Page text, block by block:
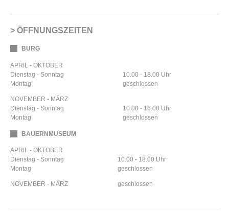
ÖFFNUNGSZEITEN
BURG
APRIL - OKTOBER
Dienstag - Sonntag
Montag
10.00 - 18.00 Uhr
geschlossen
NOVEMBER - MÄRZ
Dienstag - Sonntag
Montag
10.00 - 16.00 Uhr
geschlossen
BAUERNMUSEUM
APRIL - OKTOBER
Dienstag - Sonntag
Montag
10.00 - 18.00 Uhr
geschlossen
NOVEMBER - MÄRZ geschlossen